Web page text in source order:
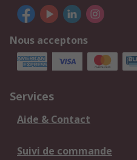
Nous acceptons
Services
Aide & Contact
Suivi de commande